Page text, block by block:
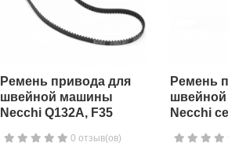
Ремень привода для
швейной машины
Necchi Q132A, F35
0 отзыв(ов)
Ремень
Necchi